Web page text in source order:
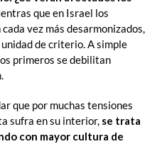
que en Israel los
vez más desarmonizados,
de criterio.A simple
primeros se debilitan
que por muchas tensiones
sufra en su interior, se trata
con mayor cultura de